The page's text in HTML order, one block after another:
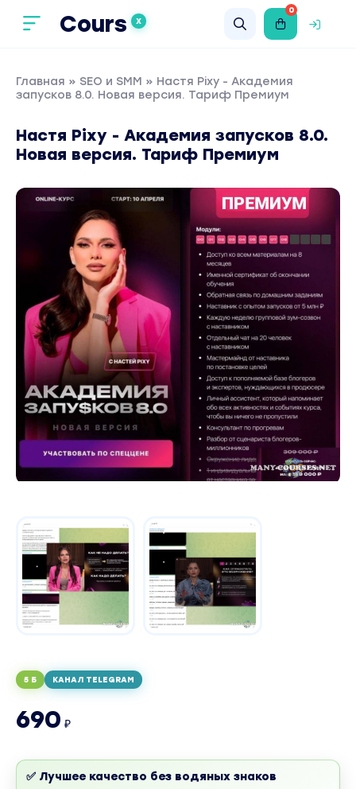
Cours X
0
Главная » SEO и SMM » Настя Pixy - Академия
запусков 8.0. Новая версия. Тариф Премиум
Настя Pixy - Академия запусков 8.0.
Новая версия. Тариф Премиум
5 Б КАНАЛ TELEGRAM
690 ₽
✅ Лучшее качество без водяных знаков